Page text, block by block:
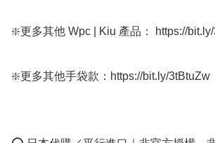
❇️更多其他 Wpc | Kiu 產品： https://
❇️更多其他手袋款：https://bit.ly/3tBtuZw